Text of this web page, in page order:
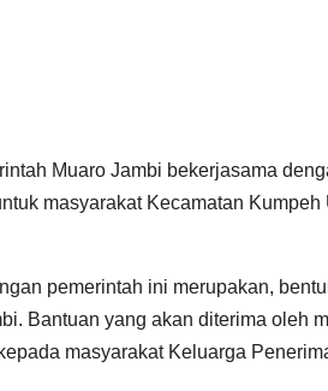
Muaro Jambi bekerjasama
masyarakat Kecamatan
pemerintah ini merupakan,
Bantuan yang akan diterima oleh
masyarakat Keluarga